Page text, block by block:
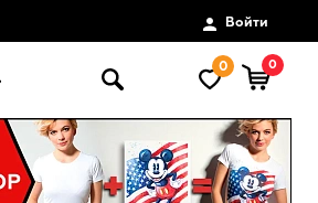
Войти
0 0